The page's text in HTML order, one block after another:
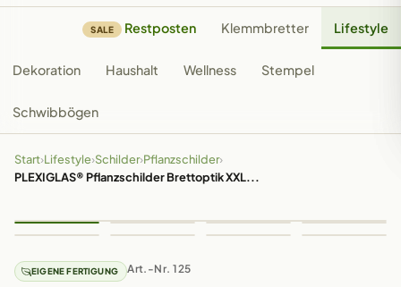
SALE Restposten Klemmbretter Lifestyle
Dekoration Haushalt Wellness Stempel
Schwibbögen
Start›Lifestyle›Schilder›Pflanzschilder›
PLEXIGLAS® Pflanzschilder Brettoptik XXL...
EIGENE FERTIGUNG Art.-Nr. 125